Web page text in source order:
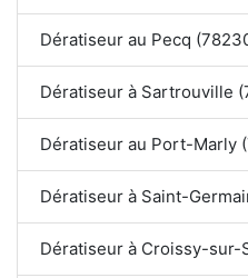
Dératiseur au Pecq
Dératiseur à Sartrouville
Dératiseur au Port-Marly
Dératiseur à Saint-
Dératiseur à Croissy-sur-